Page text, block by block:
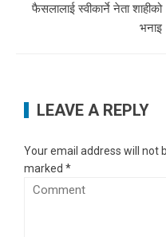
फैसलालाई स्वीकार्ने नेता शाहीको
भनाइ
LEAVE A REPLY
Your email address will not
marked *